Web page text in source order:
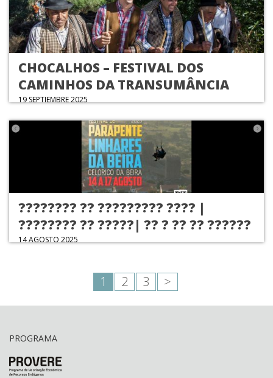
CHOCALHOS – FESTIVAL DOS
CAMINHOS DA TRANSUMÂNCIA
19 SEPTIEMBRE 2025
???????? ?? ????????? ???? |
???????? ?? ?????| ?? ? ?? ?? ??????
14 AGOSTO 2025
1 2 3 >
PROGRAMA